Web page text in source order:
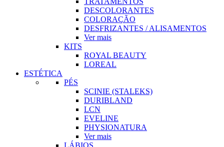
DESCOLORANTES
COLORAÇÃO
DESFRIZANTES / ALISAMENTOS
Ver mais
KITS
ROYAL BEAUTY
LOREAL
ESTÉTICA
PÉS
SCINIE (STALEKS)
DURIBLAND
LCN
EVELINE
PHYSIONATURA
Ver mais
LÁBIOS